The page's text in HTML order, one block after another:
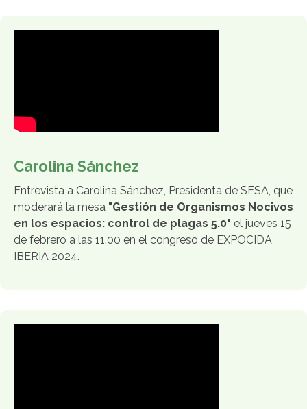
Carolina Sánchez
Entrevista a Carolina Sánchez, Presidenta de SESA, que
moderará la mesa "Gestión de Organismos Nocivos
en los espacios: control de plagas 5.0" el jueves 15
de febrero a las 11.00 en el congreso de EXPOCIDA
IBERIA 2024.